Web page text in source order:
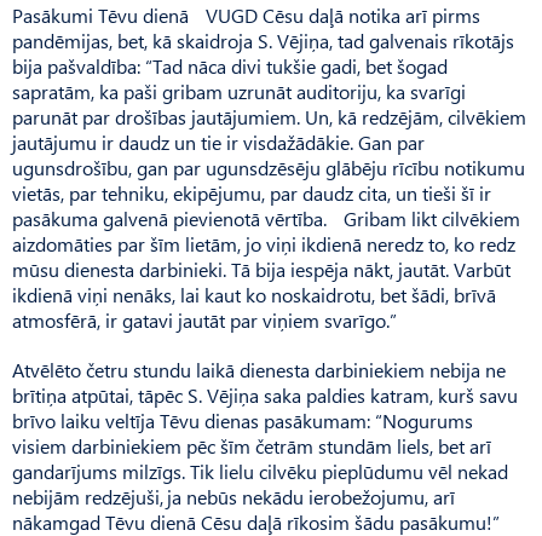
Pasākumi Tēvu dienā VUGD Cēsu daļā notika arī pirms
pandēmijas, bet, kā skaidroja S. Vējiņa, tad galvenais rīkotājs
bija pašvaldība: “Tad nāca divi tukšie gadi, bet šogad
sapratām, ka paši gribam uzrunāt auditoriju, ka svarīgi
parunāt par drošības jautājumiem. Un, kā redzējām, cilvēkiem
jautājumu ir daudz un tie ir visdažādākie. Gan par
ugunsdrošību, gan par ugunsdzēsēju glābēju rīcību notikumu
vietās, par tehniku, ekipējumu, par daudz cita, un tieši šī ir
pasākuma galvenā pievienotā vērtība. Gribam likt cilvēkiem
aizdomāties par šīm lietām, jo viņi ikdienā neredz to, ko redz
mūsu dienesta darbinieki. Tā bija iespēja nākt, jautāt. Varbūt
ikdienā viņi nenāks, lai kaut ko noskaidrotu, bet šādi, brīvā
atmosfērā, ir gatavi jautāt par viņiem svarīgo.”
Atvēlēto četru stundu laikā dienesta darbiniekiem nebija ne
brītiņa atpūtai, tāpēc S. Vējiņa saka paldies katram, kurš savu
brīvo laiku veltīja Tēvu dienas pasākumam: “Nogurums
visiem darbiniekiem pēc šīm četrām stundām liels, bet arī
gandarījums milzīgs. Tik lielu cilvēku pieplūdumu vēl nekad
nebijām redzējuši, ja nebūs nekādu ierobežojumu, arī
nākamgad Tēvu dienā Cēsu daļā rīkosim šādu pasākumu!”